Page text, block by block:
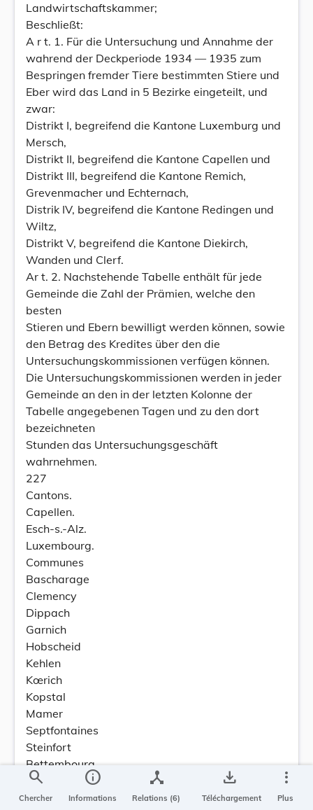
Landwirtschaftskammer;
Beschließt:
A r t. 1. Für die Untersuchung und Annahme der
wahrend der Deckperiode 1934 — 1935 zum
Bespringen fremder Tiere bestimmten Stiere und
Eber wird das Land in 5 Bezirke eingeteilt, und
zwar:
Distrikt I, begreifend die Kantone Luxemburg und
Mersch,
Distrikt II, begreifend die Kantone Capellen und
Distrikt III, begreifend die Kantone Remich,
Grevenmacher und Echternach,
Distrik IV, begreifend die Kantone Redingen und
Wiltz,
Distrikt V, begreifend die Kantone Diekirch,
Wanden und Clerf.
Ar t. 2. Nachstehende Tabelle enthält für jede
Gemeinde die Zahl der Prämien, welche den
besten
Stieren und Ebern bewilligt werden können, sowie
den Betrag des Kredites über den die
Untersuchungskommissionen verfügen können.
Die Untersuchungskommissionen werden in jeder
Gemeinde an den in der letzten Kolonne der
Tabelle angegebenen Tagen und zu den dort
bezeichneten
Stunden das Untersuchungsgeschäft
wahrnehmen.
227
Cantons.
Capellen.
Esch-s.-Alz.
Luxembourg.
Communes
Bascharage
Clemency
Dippach
Garnich
Hobscheid
Kehlen
Kœrich
Kopstal
Mamer
Septfontaines
Steinfort
Bettembourg
Differdange
Dudelange
search
Chercher
info
Informations
device_hub
Relations (6)
save_alt
Téléchargement
more_vert
Plus